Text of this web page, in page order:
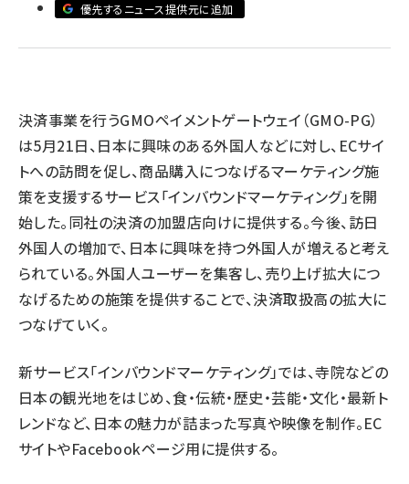
base (1077)
ビィ・フォアード (773)
優先するニュース提供元に追加
決済事業を行うGMOペイメントゲートウェイ（GMO-PG）
は5月21日、日本に興味のある外国人などに対し、ECサイ
トへの訪問を促し、商品購入につなげるマーケティング施
策を支援するサービス「インバウンドマーケティング」を開
始した。同社の決済の加盟店向けに提供する。今後、訪日
外国人の増加で、日本に興味を持つ外国人が増えると考え
られている。外国人ユーザーを集客し、売り上げ拡大につ
なげるための施策を提供することで、決済取扱高の拡大に
つなげていく。
新サービス「インバウンドマーケティング」では、寺院などの
日本の観光地をはじめ、食・伝統・歴史・芸能・文化・最新ト
レンドなど、日本の魅力が詰まった写真や映像を制作。EC
サイトやFacebookページ用に提供する。
参加